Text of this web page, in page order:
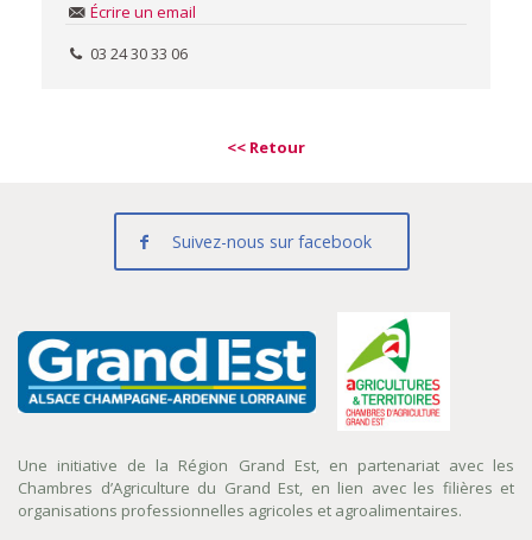
Écrire un email
03 24 30 33 06
<< Retour
Suivez-nous sur facebook
Une initiative de la Région Grand Est, en partenariat avec les
Chambres d’Agriculture du Grand Est, en lien avec les filières et
organisations professionnelles agricoles et agroalimentaires.